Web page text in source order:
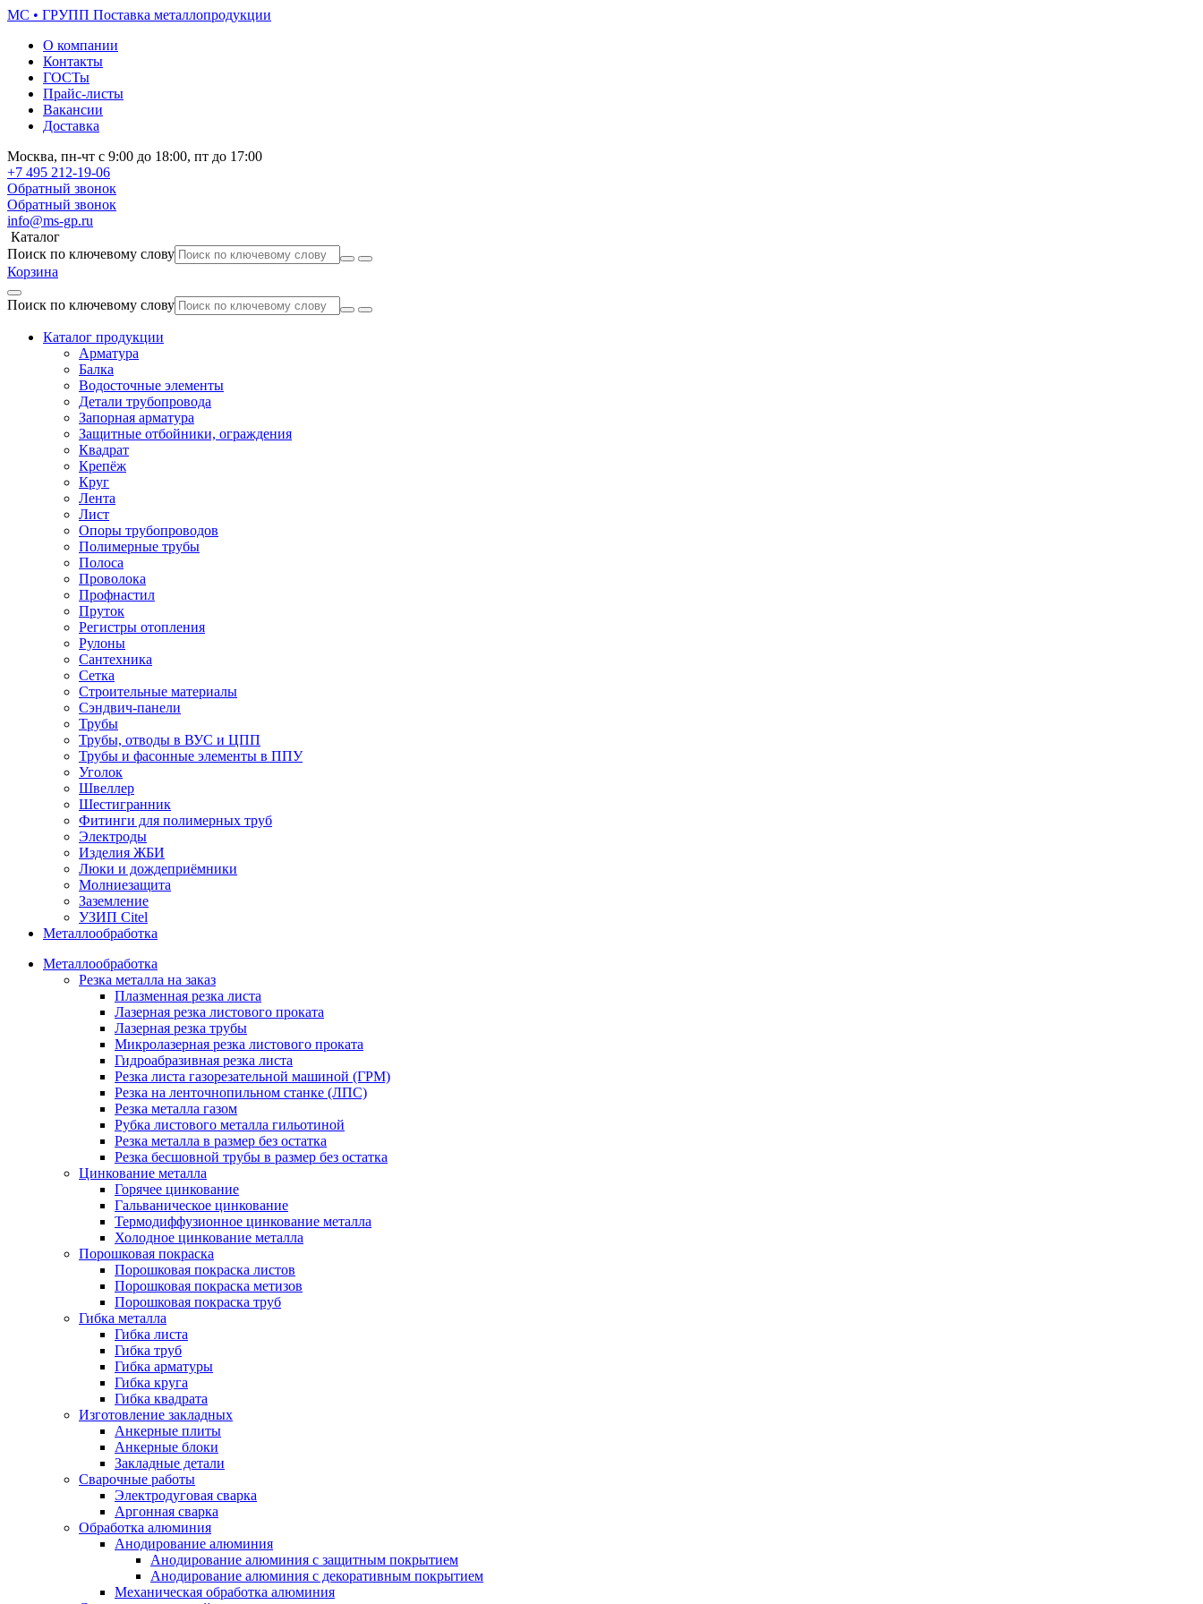
МС • ГРУПП Поставка металлопродукции
О компании
Контакты
ГОСТы
Прайс-листы
Вакансии
Доставка
Москва, пн-чт с 9:00 до 18:00, пт до 17:00
+7 495 212-19-06
Обратный звонок
Обратный звонок
info@ms-gp.ru
Каталог
Поиск по ключевому слову
Корзина
Поиск по ключевому слову
Каталог продукции
Арматура
Балка
Водосточные элементы
Детали трубопровода
Запорная арматура
Защитные отбойники, ограждения
Квадрат
Крепёж
Круг
Лента
Лист
Опоры трубопроводов
Полимерные трубы
Полоса
Проволока
Профнастил
Пруток
Регистры отопления
Рулоны
Сантехника
Сетка
Строительные материалы
Сэндвич-панели
Трубы
Трубы, отводы в ВУС и ЦПП
Трубы и фасонные элементы в ППУ
Уголок
Швеллер
Шестигранник
Фитинги для полимерных труб
Электроды
Изделия ЖБИ
Люки и дождеприёмники
Молниезащита
Заземление
УЗИП Citel
Металлообработка
Металлообработка
Резка металла на заказ
Плазменная резка листа
Лазерная резка листового проката
Лазерная резка трубы
Микролазерная резка листового проката
Гидроабразивная резка листа
Резка листа газорезательной машиной (ГРМ)
Резка на ленточнопильном станке (ЛПС)
Резка металла газом
Рубка листового металла гильотиной
Резка металла в размер без остатка
Резка бесшовной трубы в размер без остатка
Цинкование металла
Горячее цинкование
Гальваническое цинкование
Термодиффузионное цинкование металла
Холодное цинкование металла
Порошковая покраска
Порошковая покраска листов
Порошковая покраска метизов
Порошковая покраска труб
Гибка металла
Гибка листа
Гибка труб
Гибка арматуры
Гибка круга
Гибка квадрата
Изготовление закладных
Анкерные плиты
Анкерные блоки
Закладные детали
Сварочные работы
Электродуговая сварка
Аргонная сварка
Обработка алюминия
Анодирование алюминия
Анодирование алюминия с защитным покрытием
Анодирование алюминия с декоративным покрытием
Механическая обработка алюминия